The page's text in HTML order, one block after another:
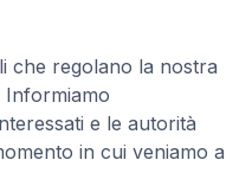
che regolano la nostra
Informiamo
e le autorità
in cui veniamo a